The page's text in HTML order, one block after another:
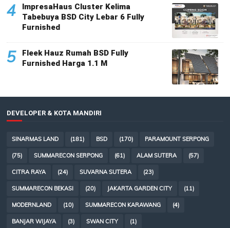
4
ImpresaHaus Cluster Kelima
Tabebuya BSD City Lebar 6 Fully
Furnished
5
Fleek Hauz Rumah BSD Fully
Furnished Harga 1.1 M
DEVELOPER & KOTA MANDIRI
SINARMAS LAND (181) BSD (170) PARAMOUNT SERPONG
(75) SUMMARECON SERPONG (61) ALAM SUTERA (57)
CITRA RAYA (24) SUVARNA SUTERA (23)
SUMMARECON BEKASI (20) JAKARTA GARDEN CITY (11)
MODERNLAND (10) SUMMARECON KARAWANG (4)
BANJAR WIJAYA (3) SWAN CITY (1)